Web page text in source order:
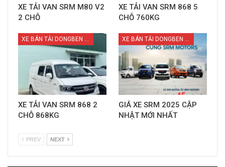
XE TẢI VAN SRM M80 V2
2 CHỖ
XE TẢI VAN SRM 868 5
CHỖ 760KG
XE TẢI VAN SRM 868 2
CHỖ 868KG
GIÁ XE SRM 2025 CẬP
NHẬT MỚI NHẤT
PREV NEXT